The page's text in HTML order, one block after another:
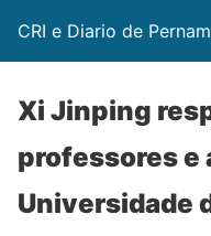
CRI e Diario de
Xi Jinping
professores e
Universidade